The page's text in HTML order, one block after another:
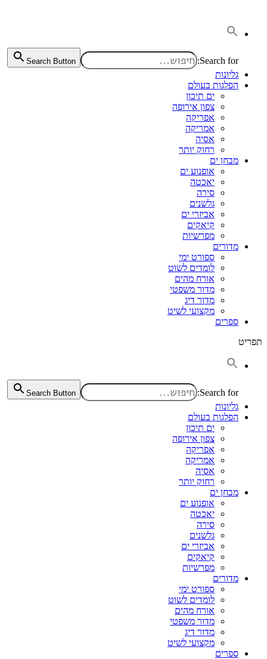
Search for:
Search Button
גליונות
הפלגות בעולם
ים תיכון
צפון אירופה
אפריקה
אמריקה
אסיה
רחוק יותר
מבחן ים
אופנוע ים
יאכטה
סירה
גלשנים
אביזרי ים
קיאקים
מפרשיות
מדורים
ספורט ימי
לומדים לשוט
אורח מהים
מדור משפטי
מדור דיג
מקצועי לשיט
ספרים
תפריט
Search for:
Search Button
גליונות
הפלגות בעולם
ים תיכון
צפון אירופה
אפריקה
אמריקה
אסיה
רחוק יותר
מבחן ים
אופנוע ים
יאכטה
סירה
גלשנים
אביזרי ים
קיאקים
מפרשיות
מדורים
ספורט ימי
לומדים לשוט
אורח מהים
מדור משפטי
מדור דיג
מקצועי לשיט
ספרים